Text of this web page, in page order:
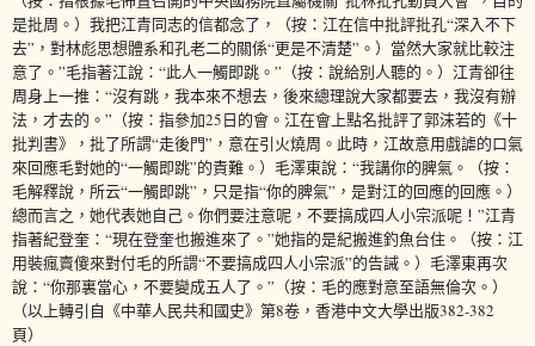
是批周。）我把江青同志的信都念了，（按：江在信中批評批孔“深入不下
去”，對林彪思想體系和孔老二的關係“更是不清楚”。）當然大家就比較注
意了。”毛指著江說：“此人一觸即跳。”（按：說給別人聽的。）江青卻往
周身上一推：“沒有跳，我本來不想去，後來總理說大家都要去，我沒有辦
法，才去的。”（按：指參加25日的會。江在會上點名批評了郭沫若的《十
批判書》，批了所謂“走後門”，意在引火燒周。此時，江故意用戲謔的口氣
來回應毛對她的“一觸即跳”的責難。）毛澤東說：“我講你的脾氣。（按：
毛解釋說，所云“一觸即跳”，只是指“你的脾氣”，是對江的回應的回應。）
總而言之，她代表她自己。你們要注意呢，不要搞成四人小宗派呢！”江青
指著紀登奎：“現在登奎也搬進來了。”她指的是紀搬進釣魚台住。（按：江
用裝瘋賣傻來對付毛的所謂“不要搞成四人小宗派”的告誡。）毛澤東再次
說：“你那裏當心，不要變成五人了。”（按：毛的應對意至語無倫次。）
（以上轉引自《中華人民共和國史》第8卷，香港中文大學出版382-382
頁）